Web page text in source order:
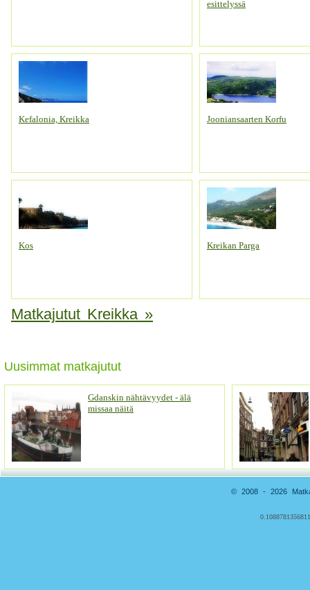
esittelyssä
Kefalonia, Kreikka Jooniansaarten Korfu
Kos Kreikan Parga
Matkajutut Kreikka »
Uusimmat matkajutut
Gdanskin nähtävyydet - älä
missaa näitä
© 2008 - 2026